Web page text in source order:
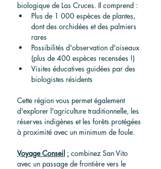
biologique de Las Cruces. Il comprend :
Plus de 1 000 espèces de plantes,
dont des orchidées et des palmiers
rares
Possibilités d'observation d'oiseaux
(plus de 400 espèces recensées !)
Visites éducatives guidées par des
biologistes résidents
Cette région vous permet également
d'explorer l'agriculture traditionnelle, les
réserves indigènes et les forêts protégées
à proximité avec un minimum de foule.
Voyage Conseil : combinez San Vito
avec un passage de frontière vers le